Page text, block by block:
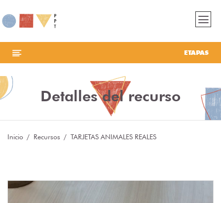
ETAPAS
Detalles del recurso
Inicio Recursos TARJETAS ANIMALES REALES